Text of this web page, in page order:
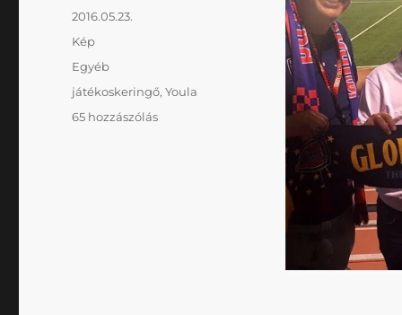
Közzétéve
2016.05.23.
Forma
Kép
Kategória
Egyéb
Címke
játékoskeringő,Youla
65 hozzászólásAkkor